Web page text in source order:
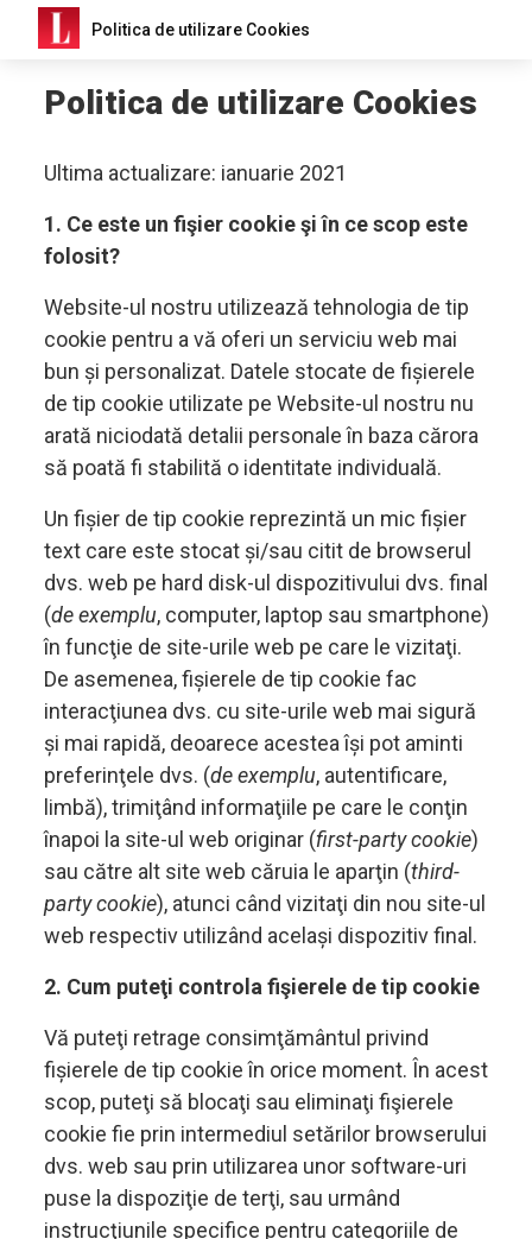
Politica de utilizare Cookies
Politica de utilizare Cookies
Ultima actualizare: ianuarie 2021
1. Ce este un fişier cookie şi în ce scop este
folosit?
Website-ul nostru utilizează tehnologia de tip
cookie pentru a vă oferi un serviciu web mai
bun și personalizat. Datele stocate de fișierele
de tip cookie utilizate pe Website-ul nostru nu
arată niciodată detalii personale în baza cărora
să poată fi stabilită o identitate individuală.
Un fișier de tip cookie reprezintă un mic fișier
text care este stocat și/sau citit de browserul
dvs. web pe hard disk-ul dispozitivului dvs. final
(de exemplu, computer, laptop sau smartphone)
în funcţie de site-urile web pe care le vizitaţi.
De asemenea, fișierele de tip cookie fac
interacţiunea dvs. cu site-urile web mai sigură
și mai rapidă, deoarece acestea își pot aminti
preferinţele dvs. (de exemplu, autentificare,
limbă), trimiţând informaţiile pe care le conţin
înapoi la site-ul web originar (first-party cookie)
sau către alt site web căruia le aparţin (third-
party cookie), atunci când vizitaţi din nou site-ul
web respectiv utilizând același dispozitiv final.
2. Cum puteţi controla fişierele de tip cookie
Vă puteţi retrage consimţământul privind
fișierele de tip cookie în orice moment. În acest
scop, puteţi să blocaţi sau eliminaţi fişierele
cookie fie prin intermediul setărilor browserului
dvs. web sau prin utilizarea unor software-uri
puse la dispoziţie de terţi, sau urmând
instrucţiunile specifice pentru categoriile de